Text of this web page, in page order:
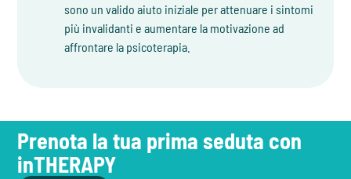
sono un valido aiuto iniziale per attenuare i sintomi
più invalidanti e aumentare la motivazione ad
affrontare la psicoterapia.
Prenota la tua prima seduta con
inTHERAPY